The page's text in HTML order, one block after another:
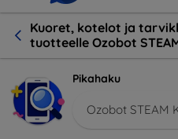
Kuoret, kotelot ja
tuotteelle Ozobot
Pikahaku
Ozobot STEAM